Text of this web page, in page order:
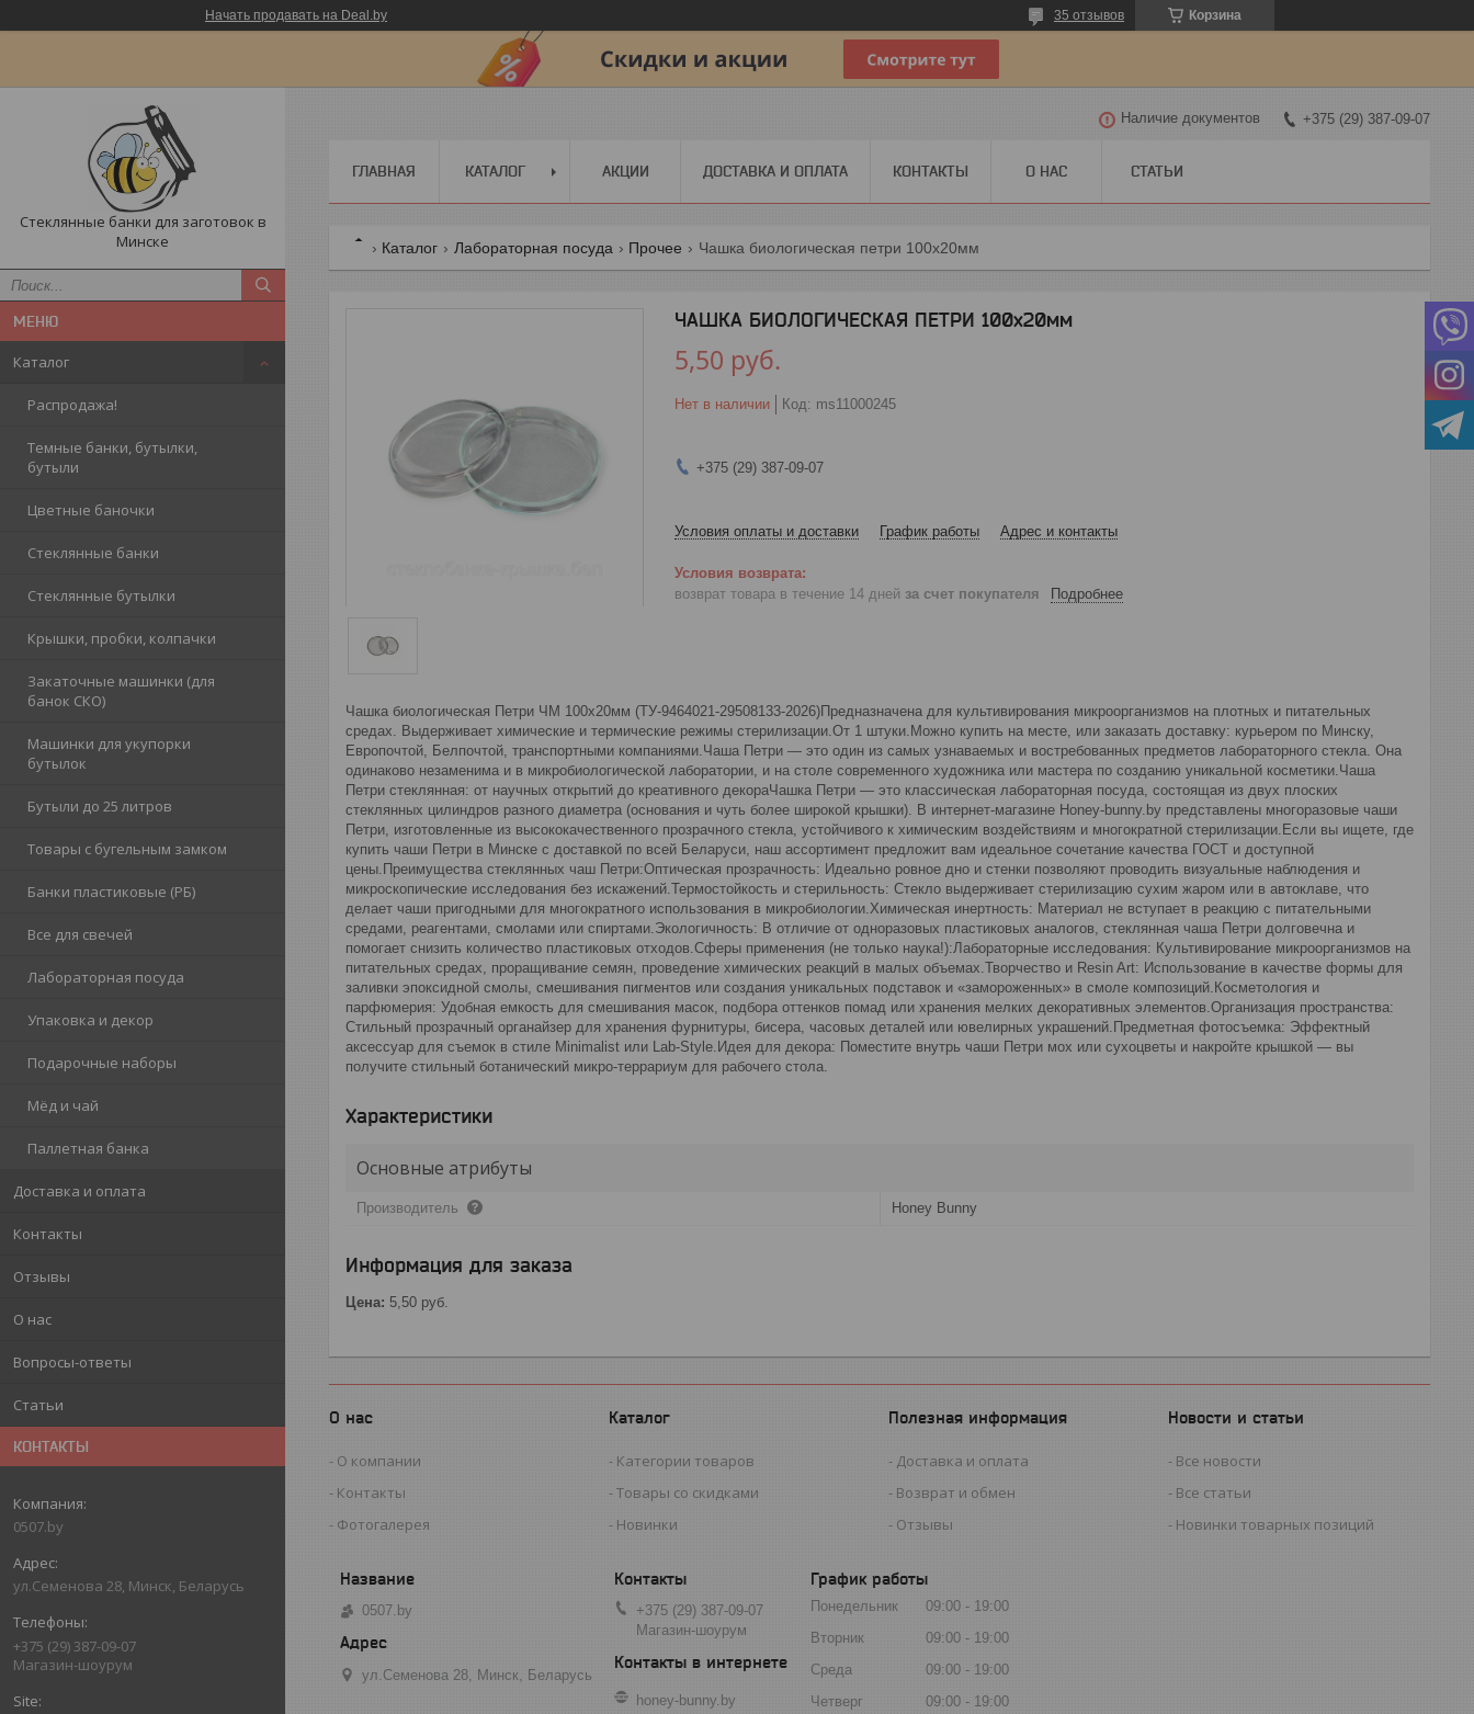
Начать продавать на Deal.by Корзина
35 отзывов
Стеклянные банки для заготовок в
Минске
Каталог
Распродажа!
Темные банки, бутылки,
бутыли
Цветные баночки
Стеклянные банки
Стеклянные бутылки
Крышки, пробки, колпачки
Закаточные машинки (для
банок СКО)
Машинки для укупорки
бутылок
Бутыли до 25 литров
Товары с бугельным замком
Банки пластиковые (РБ)
Все для свечей
Лабораторная посуда
Упаковка и декор
Подарочные наборы
Мёд и чай
Паллетная банка
Доставка и оплата
Контакты
Отзывы
О нас
Вопросы-ответы
Статьи
КОНТАКТЫ
0507.by
ул.Семенова 28, Минск, Беларусь
+375 (29) 387-09-07
Магазин-шоурум
Наличие документов +375 (29) 387-09-07
ГЛАВНАЯ КАТАЛОГ АКЦИИ ДОСТАВКА И ОПЛАТА КОНТАКТЫ О НАС СТАТЬИ
Каталог Лабораторная посуда Прочее Чашка биологическая петри 100х20мм
ЧАШКА БИОЛОГИЧЕСКАЯ ПЕТРИ 100х20мм
5,50 руб.
Нет в наличии Код: ms11000245
+375 (29) 387-09-07
Условия оплаты и доставки График работы Адрес и контакты
возврат товара в течение 14 дней за счет покупателя Подробнее
Чашка биологическая Петри ЧМ 100х20мм (ТУ-9464021-29508133-2026)Предназначена для культивирования микроорганизмов на плотных и питательных
средах. Выдерживает химические и термические режимы стерилизации.От 1 штуки.Можно купить на месте, или заказать доставку: курьером по Минску,
Европочтой, Белпочтой, транспортными компаниями.Чаша Петри — это один из самых узнаваемых и востребованных предметов лабораторного стекла. Она
одинаково незаменима и в микробиологической лаборатории, и на столе современного художника или мастера по созданию уникальной косметики.Чаша
Петри стеклянная: от научных открытий до креативного декораЧашка Петри — это классическая лабораторная посуда, состоящая из двух плоских
стеклянных цилиндров разного диаметра (основания и чуть более широкой крышки). В интернет-магазине Honey-bunny.by представлены многоразовые чаши
Петри, изготовленные из высококачественного прозрачного стекла, устойчивого к химическим воздействиям и многократной стерилизации.Если вы ищете, где
купить чаши Петри в Минске с доставкой по всей Беларуси, наш ассортимент предложит вам идеальное сочетание качества ГОСТ и доступной
цены.Преимущества стеклянных чаш Петри:Оптическая прозрачность: Идеально ровное дно и стенки позволяют проводить визуальные наблюдения и
микроскопические исследования без искажений.Термостойкость и стерильность: Стекло выдерживает стерилизацию сухим жаром или в автоклаве, что
делает чаши пригодными для многократного использования в микробиологии.Химическая инертность: Материал не вступает в реакцию с питательными
средами, реагентами, смолами или спиртами.Экологичность: В отличие от одноразовых пластиковых аналогов, стеклянная чаша Петри долговечна и
помогает снизить количество пластиковых отходов.Сферы применения (не только наука!):Лабораторные исследования: Культивирование микроорганизмов на
питательных средах, проращивание семян, проведение химических реакций в малых объемах.Творчество и Resin Art: Использование в качестве формы для
заливки эпоксидной смолы, смешивания пигментов или создания уникальных подставок и «замороженных» в смоле композиций.Косметология и
парфюмерия: Удобная емкость для смешивания масок, подбора оттенков помад или хранения мелких декоративных элементов.Организация пространства:
Стильный прозрачный органайзер для хранения фурнитуры, бисера, часовых деталей или ювелирных украшений.Предметная фотосъемка: Эффектный
аксессуар для съемок в стиле Minimalist или Lab-Style.Идея для декора: Поместите внутрь чаши Петри мох или сухоцветы и накройте крышкой — вы
получите стильный ботанический микро-террариум для рабочего стола.
Характеристики
Основные атрибуты
Производитель Honey Bunny
Информация для заказа
Цена: 5,50 руб.
О нас
О компании
Контакты
Фотогалерея
Каталог
Категории товаров
Товары со скидками
Новинки
Полезная информация
Доставка и оплата
Возврат и обмен
Отзывы
Новости и статьи
Все новости
Все статьи
Новинки товарных позиций
0507.by
ул.Семенова 28, Минск, Беларусь
+375 (29) 387-09-07
Магазин-шоурум
honey-bunny.by
График работы
Понедельник 09:00
19:00
Вторник
09:00
19:00
Среда
09:00
19:00
Четверг
09:00
19:00